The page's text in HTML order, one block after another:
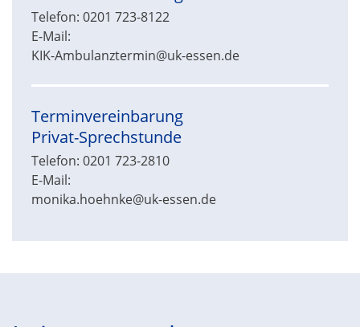
Telefon: 0201 723-8122
E-Mail:
KIK-Ambulanztermin@uk-essen.de
Terminvereinbarung
Privat-Sprechstunde
Telefon: 0201 723-2810
E-Mail:
monika.hoehnke@uk-essen.de